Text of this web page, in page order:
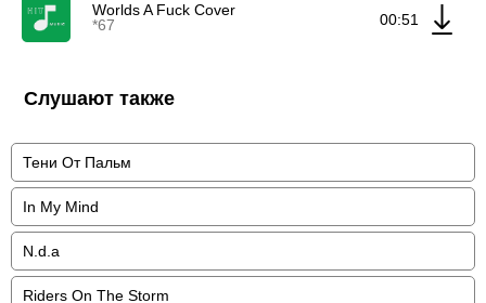
Worlds A Fuck Cover
*67
00:51
Слушают также
Тени От Пальм
In My Mind
N.d.a
Riders On The Storm